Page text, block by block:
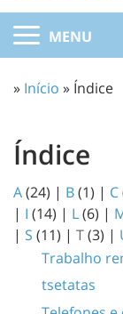
MENU
» Início » Índice
Índice
A(24) | B(1) | C
| I (14) | L(6) |
| S (11) | T(3) |
Trabalho
tsetatas